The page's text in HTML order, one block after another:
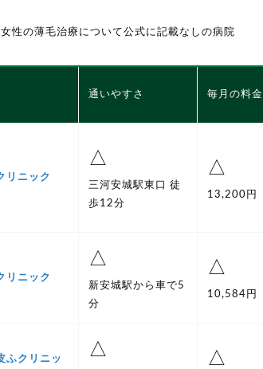
性の薄毛治療について公式に記載なしの病院
通いやすさ 毎月の料金
リニック
△
三河安城駅東口 徒
歩12分
△
13,200円
リニック
△
新安城駅から車で5
分
△
10,584円
ふクリニッ
△ △